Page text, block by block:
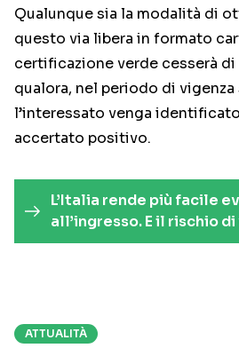
Qualunque sia la modalità di
questo via libera in formato
certificazione verde cesserà
qualora, nel periodo di vigenza
l’interessato venga
accertato positivo.
L’Italia rende più facile
all’ingresso. E il rischio
ATTUALITÀ